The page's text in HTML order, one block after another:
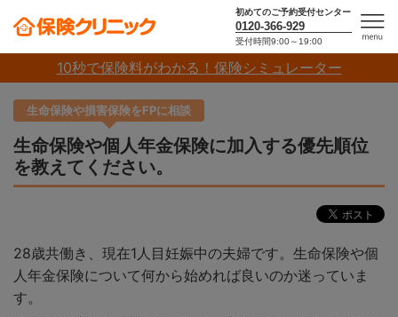
10秒で保険料がわかる！保険シミュレーター
初めてのご予約受付センター
0120-366-929
受付時間9:00～19:00
生命保険や損害保険をFPに相談
生命保険や個人年金保険に加入する優先順位
を教えてください。
28歳共働き、現在1人目妊娠中の夫婦です。生命保険や個
人年金保険について何から始めれば良いのか迷っていま
す。